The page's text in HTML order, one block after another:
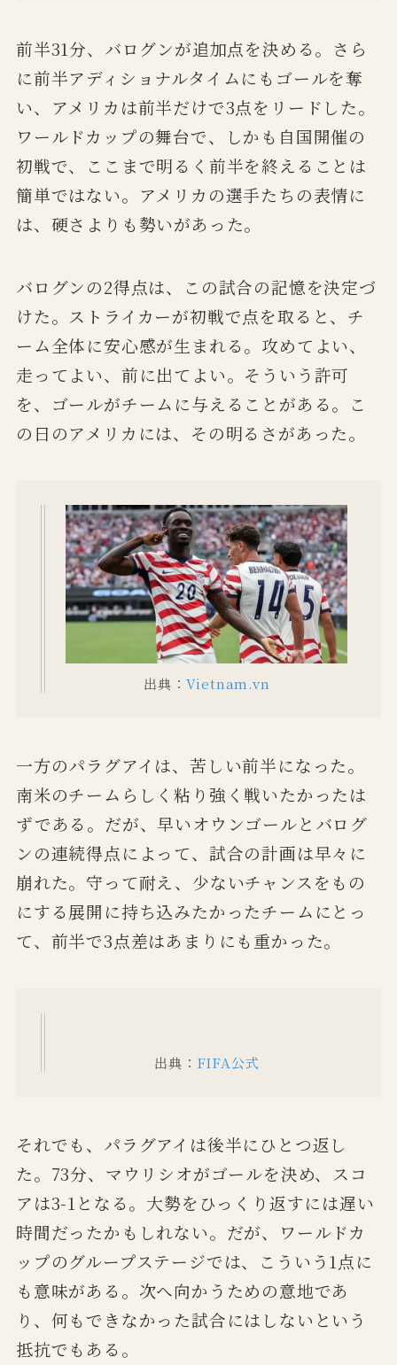
前半31分、バログンが追加点を決める。さら
に前半アディショナルタイムにもゴールを奪
い、アメリカは前半だけで3点をリードした。
ワールドカップの舞台で、しかも自国開催の
初戦で、ここまで明るく前半を終えることは
簡単ではない。アメリカの選手たちの表情に
は、硬さよりも勢いがあった。
バログンの2得点は、この試合の記憶を決定づ
けた。ストライカーが初戦で点を取ると、チ
ーム全体に安心感が生まれる。攻めてよい、
走ってよい、前に出てよい。そういう許可
を、ゴールがチームに与えることがある。こ
の日のアメリカには、その明るさがあった。
出典： Vietnam.vn
一方のパラグアイは、苦しい前半になった。
南米のチームらしく粘り強く戦いたかったは
ずである。だが、早いオウンゴールとバログ
ンの連続得点によって、試合の計画は早々に
崩れた。守って耐え、少ないチャンスをもの
にする展開に持ち込みたかったチームにとっ
て、前半で3点差はあまりにも重かった。
出典： FIFA公式
それでも、パラグアイは後半にひとつ返し
た。73分、マウリシオがゴールを決め、スコ
アは3-1となる。大勢をひっくり返すには遅い
時間だったかもしれない。だが、ワールドカ
ップのグループステージでは、こういう1点に
も意味がある。次へ向かうための意地であ
り、何もできなかった試合にはしないという
抵抗でもある。